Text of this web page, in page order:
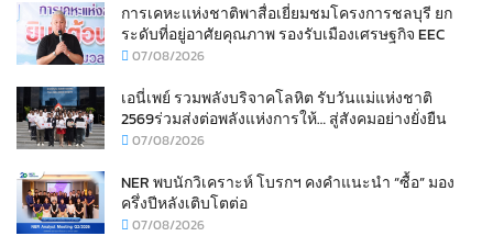
การเคหะแห่งชาติพาสื่อเยี่ยมชมโครงการชลบุรี ยก
ระดับที่อยู่อาศัยคุณภาพ รองรับเมืองเศรษฐกิจ EEC
07/08/2026
เอนี่เพย์ รวมพลังบริจาคโลหิต รับวันแม่แห่งชาติ
2569ร่วมส่งต่อพลังแห่งการให้… สู่สังคมอย่างยั่งยืน
07/08/2026
NER พบนักวิเคราะห์ โบรกฯ คงคำแนะนำ “ซื้อ” มอง
ครึ่งปีหลังเติบโตต่อ
07/08/2026